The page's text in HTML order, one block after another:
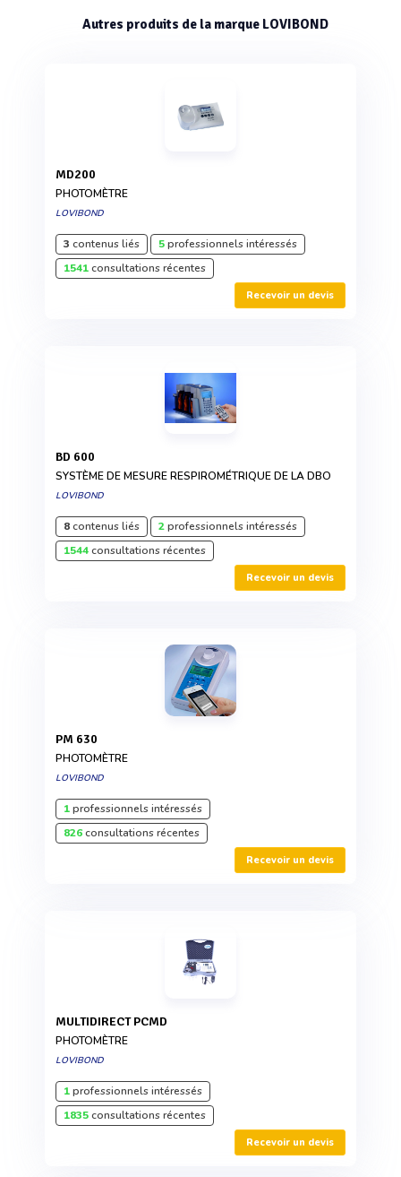
Autres produits de la marque LOVIBOND
MD200
PHOTOMÈTRE
LOVIBOND
3 contenus liés 5professionnels intéressés
1541consultations récentes
Recevoir un devis
BD 600
SYSTÈME DE MESURE RESPIROMÉTRIQUE DE LA DBO
LOVIBOND
8contenus liés 2professionnels intéressés
1544consultations récentes
Recevoir un devis
PM 630
PHOTOMÈTRE
LOVIBOND
1professionnels intéressés
826consultations récentes
Recevoir un devis
MULTIDIRECT PCMD
PHOTOMÈTRE
LOVIBOND
1professionnels intéressés
1835consultations récentes
Recevoir un devis